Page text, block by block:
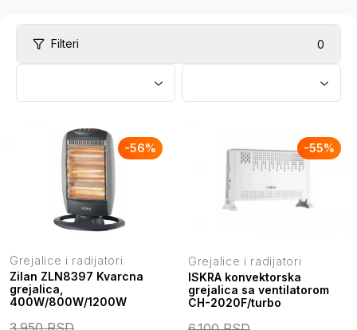
Filteri 0
-56%
Grejalice i radijatori
Zilan ZLN8397 Kvarcna
grejalica,
400W/800W/1200W
-55%
Grejalice i radijatori
ISKRA konvektorska
grejalica sa ventilatorom
CH-2020F/turbo